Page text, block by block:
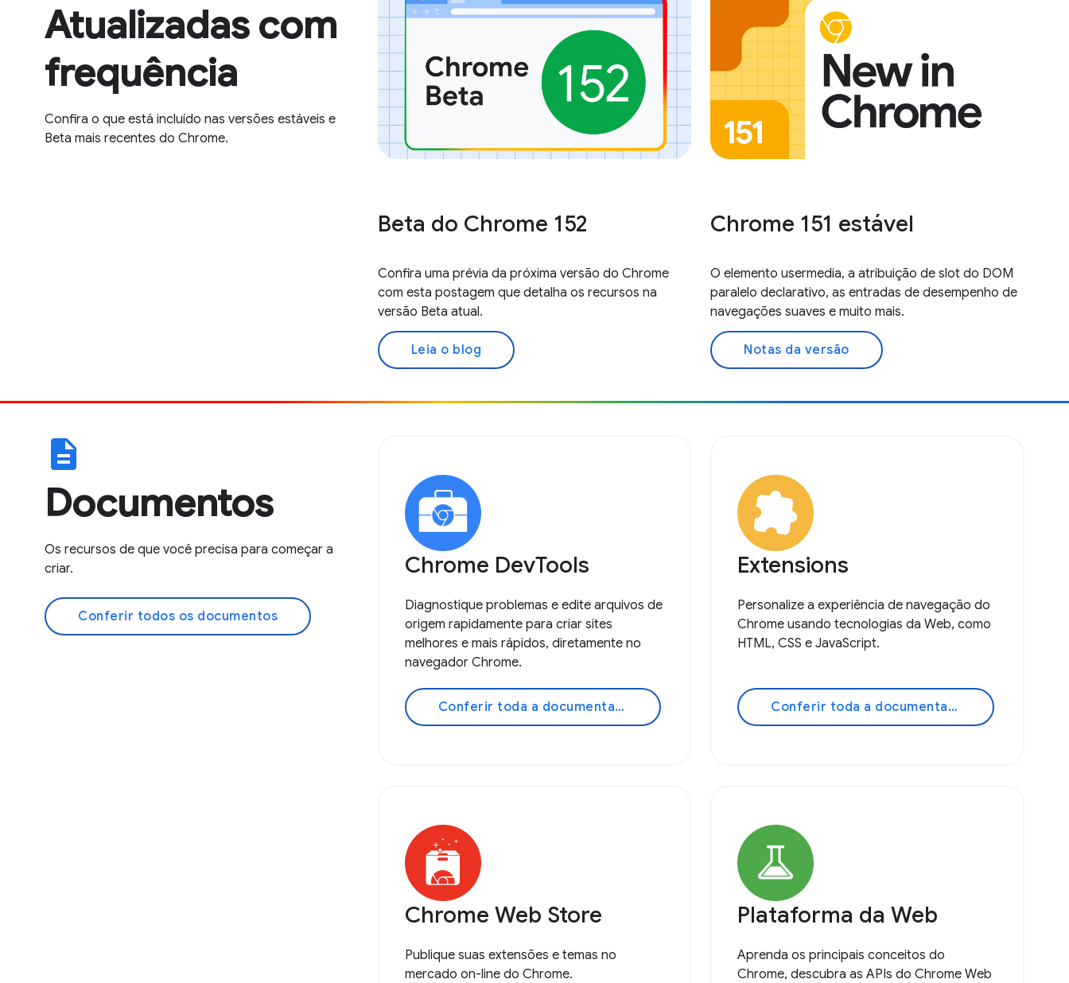
Atualizadas com
frequência
Confira o que está incluído nas versões estáveis e
Beta mais recentes do Chrome.
Beta do Chrome 152
Confira uma prévia da próxima versão do Chrome
com esta postagem que detalha os recursos na
versão Beta atual.
Leia o blog
Chrome 151 estável
O elemento usermedia, a atribuição de slot do DOM
paralelo declarativo, as entradas de desempenho de
navegações suaves e muito mais.
Notas da versão
description
Documentos
Os recursos de que você precisa para começar a
criar.
Conferir todos os documentos
Chrome DevTools
Diagnostique problemas e edite arquivos de
origem rapidamente para criar sites
melhores e mais rápidos, diretamente no
navegador Chrome.
Conferir toda a documentação
Extensions
Personalize a experiência de navegação do
Chrome usando tecnologias da Web, como
HTML, CSS e JavaScript.
Conferir toda a documentação
Chrome Web Store
Publique suas extensões e temas no
mercado on-line do Chrome.
Plataforma da Web
Aprenda os principais conceitos do
Chrome, descubra as APIs do Chrome Web